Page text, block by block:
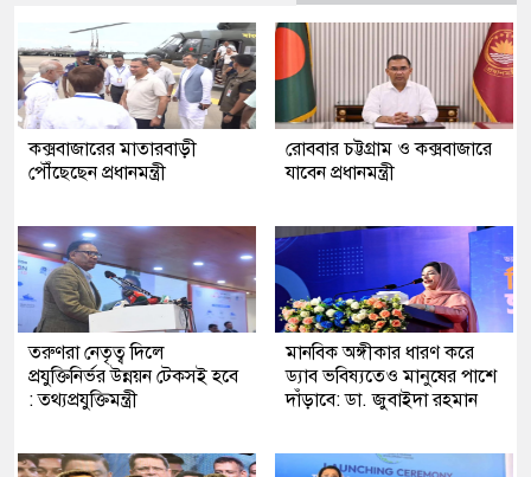
কক্সবাজারের মাতারবাড়ী
পৌঁছেছেন প্রধানমন্ত্রী
রোববার চট্টগ্রাম ও কক্সবাজারে
যাবেন প্রধানমন্ত্রী
তরুণরা নেতৃত্ব দিলে
প্রযুক্তিনির্ভর উন্নয়ন টেকসই হবে
: তথ্যপ্রযুক্তিমন্ত্রী
মানবিক অঙ্গীকার ধারণ করে
ড্যাব ভবিষ্যতেও মানুষের পাশে
দাঁড়াবে: ডা. জুবাইদা রহমান